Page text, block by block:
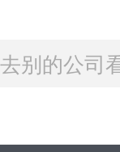
别的公司